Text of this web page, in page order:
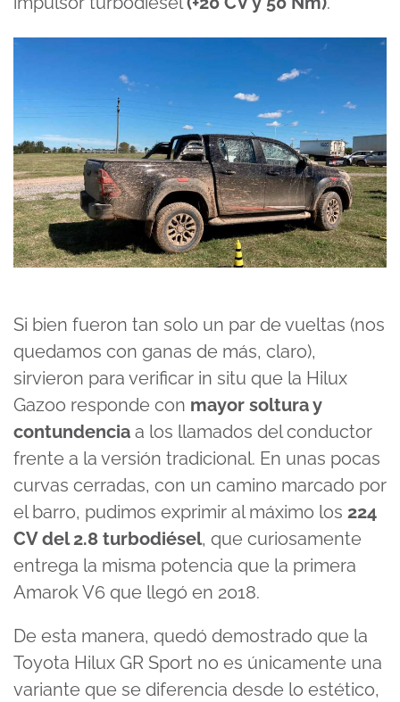
Si bien fueron tan solo un par de vueltas (nos
quedamos con ganas de más, claro),
sirvieron para verificar in situ que la Hilux
Gazoo responde con mayor soltura y
contundencia a los llamados del conductor
frente a la versión tradicional. En unas pocas
curvas cerradas, con un camino marcado por
el barro, pudimos exprimir al máximo los 224
CV del 2.8 turbodiésel, que curiosamente
entrega la misma potencia que la primera
Amarok V6 que llegó en 2018.
De esta manera, quedó demostrado que la
Toyota Hilux GR Sport no es únicamente una
variante que se diferencia desde lo estético,